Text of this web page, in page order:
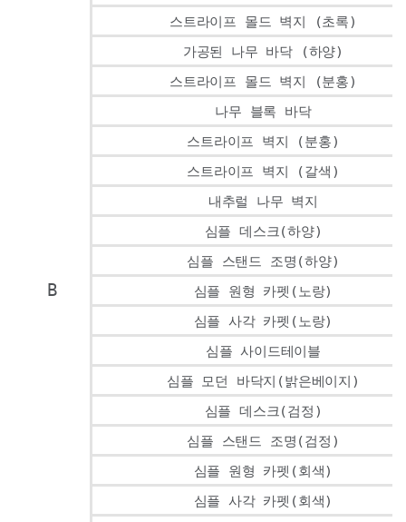
B
스트라이프 몰드 벽지 (초록)
가공된 나무 바닥 (하양)
스트라이프 몰드 벽지 (분홍)
나무 블록 바닥
스트라이프 벽지 (분홍)
스트라이프 벽지 (갈색)
내추럴 나무 벽지
심플 데스크(하양)
심플 스탠드 조명(하양)
심플 원형 카펫(노랑)
심플 사각 카펫(노랑)
심플 사이드테이블
심플 모던 바닥지(밝은베이지)
심플 데스크(검정)
심플 스탠드 조명(검정)
심플 원형 카펫(회색)
심플 사각 카펫(회색)